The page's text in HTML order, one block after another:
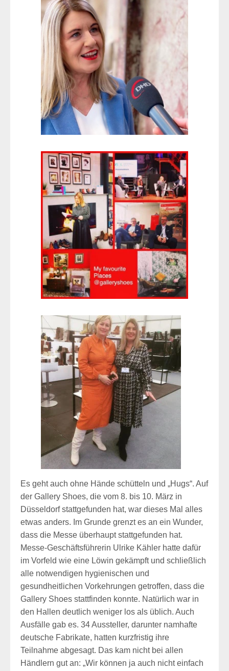
Es geht auch ohne Hände schütteln und „Hugs“. Auf
der Gallery Shoes, die vom 8. bis 10. März in
Düsseldorf stattgefunden hat, war dieses Mal alles
etwas anders. Im Grunde grenzt es an ein Wunder,
dass die Messe überhaupt stattgefunden hat.
Messe-Geschäftsführerin Ulrike Kähler hatte dafür
im Vorfeld wie eine Löwin gekämpft und schließlich
alle notwendigen hygienischen und
gesundheitlichen Vorkehrungen getroffen, dass die
Gallery Shoes stattfinden konnte. Natürlich war in
den Hallen deutlich weniger los als üblich. Auch
Ausfälle gab es. 34 Aussteller, darunter namhafte
deutsche Fabrikate, hatten kurzfristig ihre
Teilnahme abgesagt. Das kam nicht bei allen
Händlern gut an: „Wir können ja auch nicht einfach